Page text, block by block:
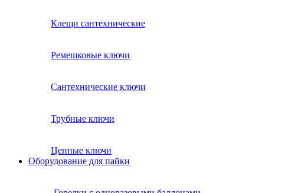
Клещи сантехнические
Ремешковые ключи
Сантехнические ключи
Трубные ключи
Цепные ключи
Оборудование для пайки